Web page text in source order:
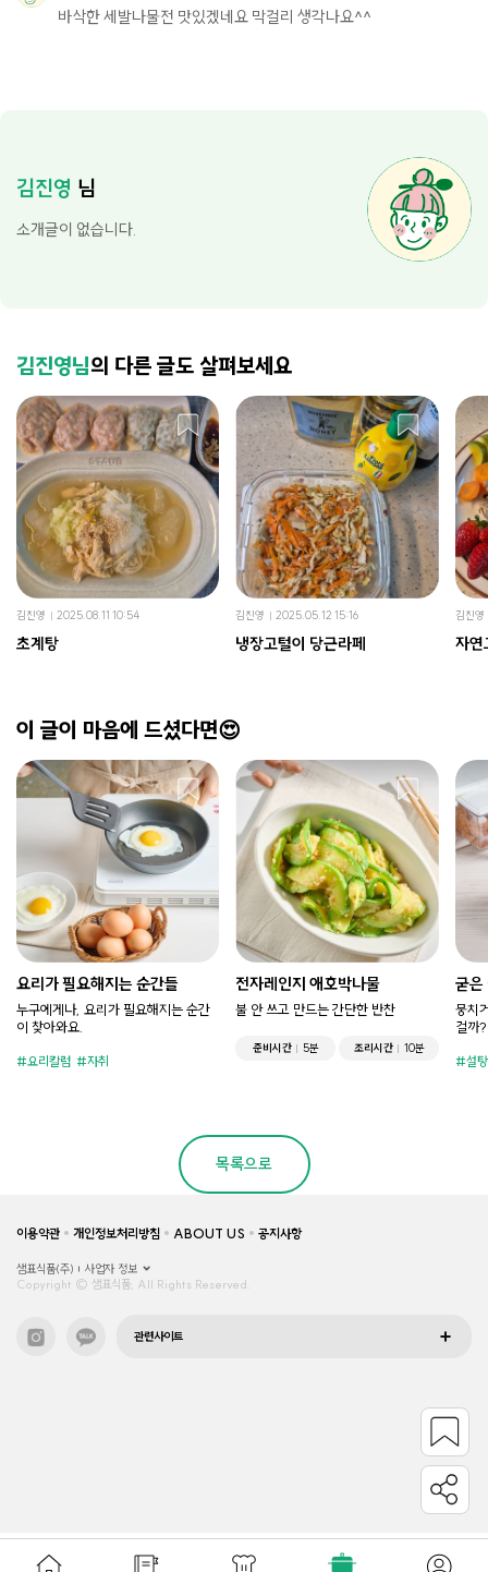
바삭한 세발나물전 맛있겠네요 막걸리 생각나요^^
김진영 님
소개글이 없습니다.
김진영님의 다른 글도 살펴보세요
김진영 2025.08.11 10:54
초계탕
김진영 2025.05.12 15:16
냉장고털이 당근라페
김진영
자연
이 글이 마음에 드셨다면😍
요리가 필요해지는 순간들
누구에게나, 요리가 필요해지는 순간
이 찾아와요.
요리칼럼 자취
전자레인지 애호박나물
불 안 쓰고 만드는 간단한 반찬
준비시간 5분 조리시간 10분
굳은
뭉치
걸까?
설탕
목록으로
이용약관 개인정보처리방침 ABOUT US 공지사항
샘표식품(주)
사업자 정보
Copyright © 샘표식품, All Rights Reserved.
관련사이트